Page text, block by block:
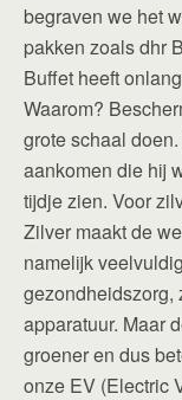
begraven we het
pakken zoals dhr
Buffet heeft
Waarom?
grote schaal
aankomen die hij
tijdje zien. Voor
Zilver maakt de
namelijk
gezondheidszorg,
apparatuur. Maar
groener en dus
onze EV (Electric